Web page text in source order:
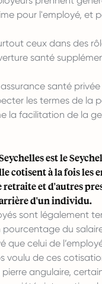
pour l'employé, et
ceux dans des
santé
santé
les termes de la
la facilitation de la
est le
cotisent à la fois les
et d'autres
d'un individu.
sont légalement
du
que celui de
voulu de ces
pierre angulaire,